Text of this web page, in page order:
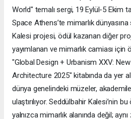
World" temalı sergi, 19 Eylül-5 Ekim
Space Athens’te mimarlık
Kalesi projesi, ödül kazanan diğer
yayımlanan ve mimarlık camiası için
"Global Design + Urbanism XXV:
Architecture 2025" kitabında da yer
dünya genelindeki müzeler,
ulaştırılıyor. Seddülbahir Kalesi’nin
yalnızca mimarlık alanında değil;